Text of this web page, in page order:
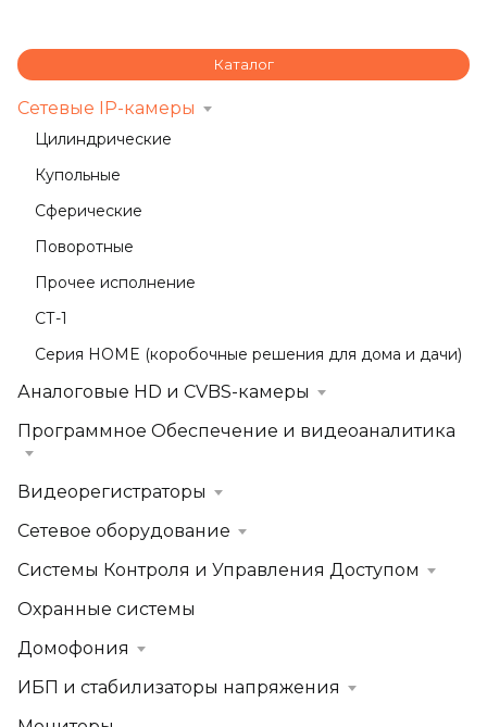
Каталог
Сетевые IP-камеры
Цилиндрические
Купольные
Сферические
Поворотные
Прочее исполнение
СТ-1
Серия HOME (коробочные решения для дома и дачи)
Аналоговые HD и CVBS-камеры
Программное Обеспечение и видеоаналитика
Видеорегистраторы
Сетевое оборудование
Системы Контроля и Управления Доступом
Охранные системы
Домофония
ИБП и стабилизаторы напряжения